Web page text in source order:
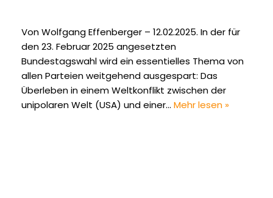
Von Wolfgang Effenberger – 12.02.2025. In der für
den 23. Februar 2025 angesetzten
Bundestagswahl wird ein essentielles Thema von
allen Parteien weitgehend ausgespart: Das
Überleben in einem Weltkonflikt zwischen der
unipolaren Welt (USA) und einer… Mehr lesen »